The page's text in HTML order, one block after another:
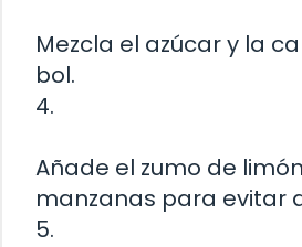
Mezcla el azúcar y la
bol.
4.
Añade el zumo de
manzanas para evitar
5.